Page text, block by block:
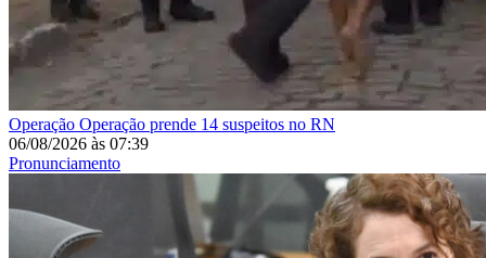
Operação Operação prende 14 suspeitos no RN
06/08/2026 às 07:39
Pronunciamento